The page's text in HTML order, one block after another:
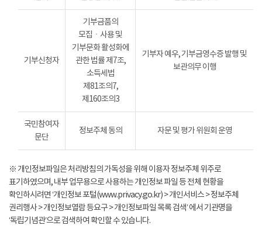
기부신청자
기부금품의
모집ㆍ사용 및
기부문화 활성화에
관한 법률 제7조,
소득세법
제81조의7,
제160조의3
기부자 예우, 기부금영수증 발행 및
보관의무 이행
국민참여자
문단
정보주체 동의 자문 및 평가 위원회 운영
※ 개인정보파일은 처리방침의 가독성을 위해 이용자 정보주체 위주로
표기하였으며, 내부 업무용으로 사용하는 개인정보 파일 등 전체 현황을
확인하시려면 ‘개인정보 포털(www.privacy.go.kr) > 개인서비스 > 정보주체
권리행사 > 개인정보열람 등요구 > 개인정보파일 목록 검색’ 에서 기관명을
‘독립기념관’으로 검색하여 확인할 수 있습니다.